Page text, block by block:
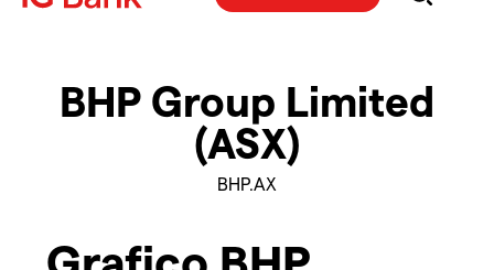
BHP Group Limited
(ASX)
BHP.AX